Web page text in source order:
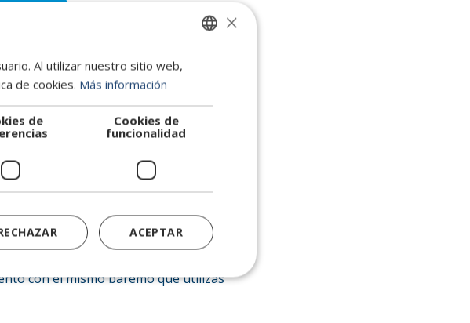
as en UK
cultural y
con el mismo baremo que utilizas
SPANISH
PORTUGUESE
×
Al utilizar nuestro sitio web,
de cookies. Más información
de
Cookies de
funcionalidad
ACEPTAR